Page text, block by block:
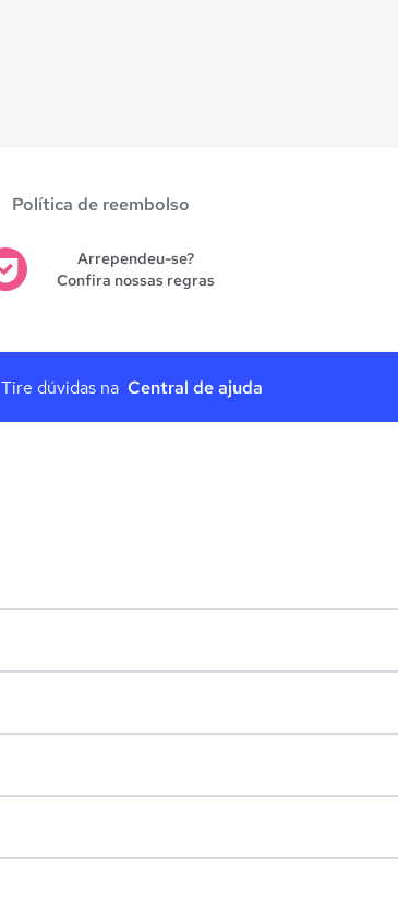
Política de reembolso
Arrependeu-se?
Confira nossas regras
Tire dúvidas na Central de ajuda